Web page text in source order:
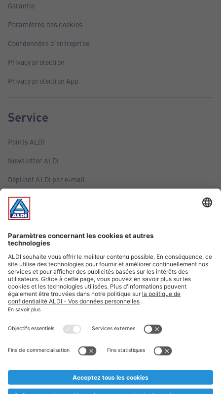
Garantie
Paramètres des cookies
Coordonnées d'entreprise
Privacy protection
Privacy protection App
Service
Points ALDI
Newsletter ALDI
Dépliant ALDI par e-mail
Offres
Infos essentielles
Suivez ALDI Belgique
Textes marqués d'un astérisque et mentions légales
* Nous vendons ces articles temporairement et jusqu'à
au cas où, malgré le planning bien étudié, nous serions
prématurément en rupture de stock. Prix Recupel et TVA incl.
** Sur ce site, l’utilisation de la forme masculine a été adoptée